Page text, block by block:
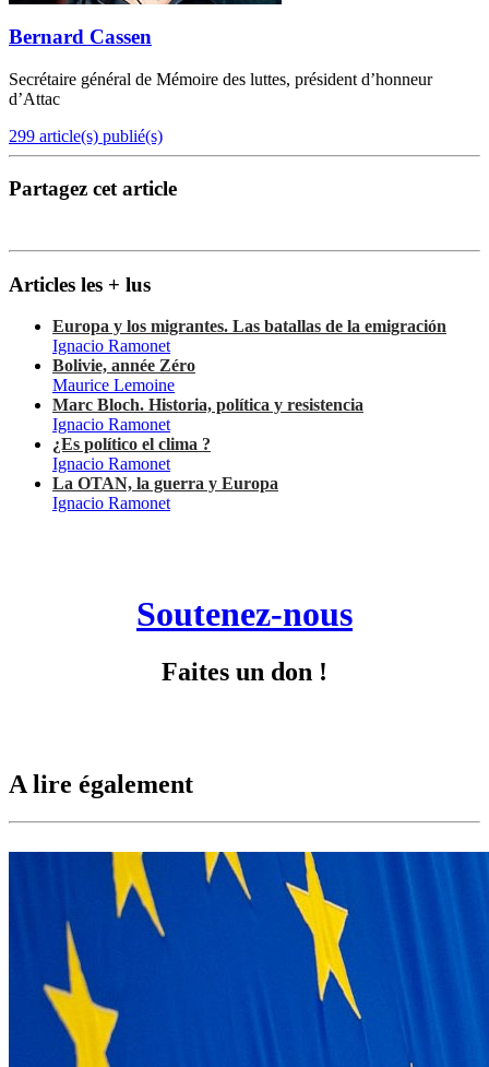
Bernard Cassen
Secrétaire général de Mémoire des luttes, président d’honneur
d’Attac
299 article(s) publié(s)
Partagez cet article
Articles les + lus
Europa y los migrantes. Las batallas de la emigración
Ignacio Ramonet
Bolivie, année Zéro
Maurice Lemoine
Marc Bloch. Historia, política y resistencia
Ignacio Ramonet
¿Es político el clima ?
Ignacio Ramonet
La OTAN, la guerra y Europa
Ignacio Ramonet
Soutenez-nous
Faites un don !
A lire également